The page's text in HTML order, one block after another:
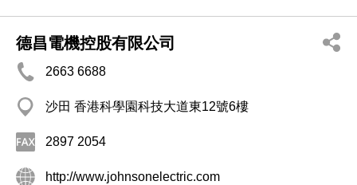
德昌電機控股有限公司
2663 6688
沙田 香港科學園科技大道東12號6樓
2897 2054
http://www.johnsonelectric.com